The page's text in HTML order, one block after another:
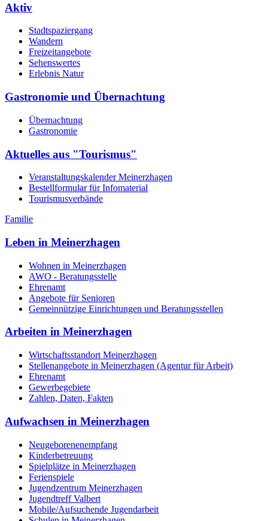
Aktiv
Stadtspaziergang
Wandern
Freizeitangebote
Sehenswertes
Erlebnis Natur
Gastronomie und Übernachtung
Übernachtung
Gastronomie
Aktuelles aus "Tourismus"
Veranstaltungskalender Meinerzhagen
Bestellformular für Infomaterial
Tourismusverbände
Familie
Leben in Meinerzhagen
Wohnen in Meinerzhagen
AWO - Beratungsstelle
Ehrenamt
Angebote für Senioren
Gemeinnützige Einrichtungen und Beratungsstellen
Arbeiten in Meinerzhagen
Wirtschaftsstandort Meinerzhagen
Stellenangebote in Meinerzhagen (Agentur für Arbeit)
Ehrenamt
Gewerbegebiete
Zahlen, Daten, Fakten
Aufwachsen in Meinerzhagen
Neugeborenenempfang
Kinderbetreuung
Spielplätze in Meinerzhagen
Ferienspiele
Jugendzentrum Meinerzhagen
Jugendtreff Valbert
Mobile/Aufsuchende Jugendarbeit